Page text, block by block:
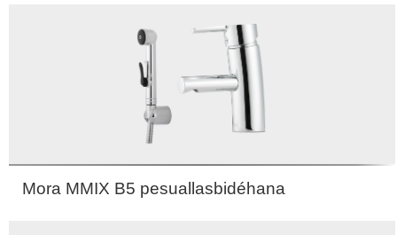
Mora MMIX B5 pesuallasbidéhana